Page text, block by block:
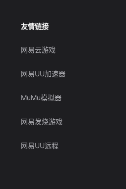
友情链接
网易云游戏
网易UU加速器
MuMu模拟器
网易发烧游戏
网易UU远程